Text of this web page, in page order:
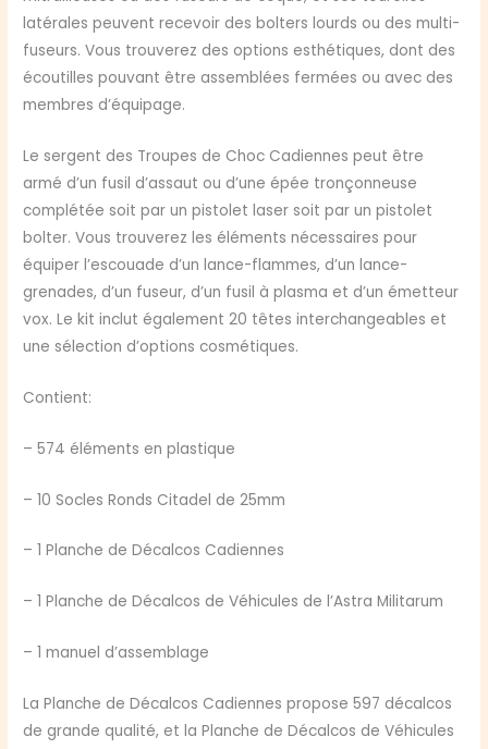
latérales peuvent recevoir des bolters lourds ou des multi-
fuseurs. Vous trouverez des options esthétiques, dont des
écoutilles pouvant être assemblées fermées ou avec des
membres d’équipage.
Le sergent des Troupes de Choc Cadiennes peut être
armé d’un fusil d’assaut ou d’une épée tronçonneuse
complétée soit par un pistolet laser soit par un pistolet
bolter. Vous trouverez les éléments nécessaires pour
équiper l’escouade d’un lance-flammes, d’un lance-
grenades, d’un fuseur, d’un fusil à plasma et d’un émetteur
vox. Le kit inclut également 20 têtes interchangeables et
une sélection d’options cosmétiques.
Contient:
– 574 éléments en plastique
– 10 Socles Ronds Citadel de 25mm
– 1 Planche de Décalcos Cadiennes
– 1 Planche de Décalcos de Véhicules de l’Astra Militarum
– 1 manuel d’assemblage
La Planche de Décalcos Cadiennes propose 597 décalcos
de grande qualité, et la Planche de Décalcos de Véhicules